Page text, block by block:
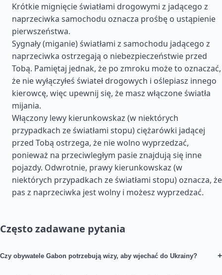
Krótkie mignięcie światłami drogowymi z jadącego z
naprzeciwka samochodu oznacza prośbę o ustąpienie
pierwszeństwa.
Sygnały (miganie) światłami z samochodu jadącego z
naprzeciwka ostrzegają o niebezpieczeństwie przed
Tobą. Pamiętaj jednak, że po zmroku może to oznaczać,
że nie wyłączyłeś świateł drogowych i oślepiasz innego
kierowcę, więc upewnij się, że masz włączone światła
mijania.
Włączony lewy kierunkowskaz (w niektórych
przypadkach ze światłami stopu) ciężarówki jadącej
przed Tobą ostrzega, że nie wolno wyprzedzać,
ponieważ na przeciwległym pasie znajdują się inne
pojazdy. Odwrotnie, prawy kierunkowskaz (w
niektórych przypadkach ze światłami stopu) oznacza, że
pas z naprzeciwka jest wolny i możesz wyprzedzać.
Często zadawane pytania
Czy obywatele Gabon potrzebują wizy, aby wjechać do Ukrainy? +